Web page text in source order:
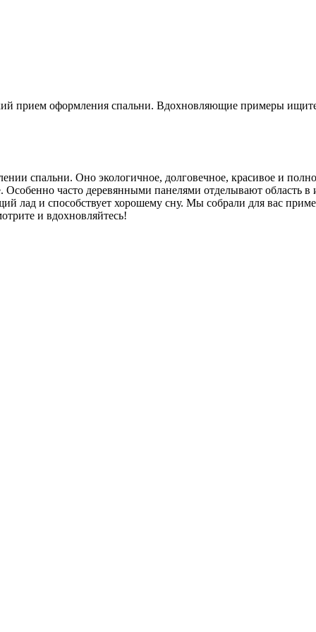
прием оформления спальни. Вдохновляющие примеры
спальни. Оно экологичное, долговечное, красивое и
часто деревянными панелями отделывают область в
лад и способствует хорошему сну. Мы собрали для вас
и вдохновляйтесь!